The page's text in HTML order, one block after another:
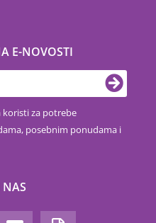
E-NOVOSTI
koristi za potrebe
posebnim ponudama i
NAS